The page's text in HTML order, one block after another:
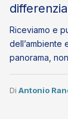
Riceviamo e
panorama,
Di Antonio